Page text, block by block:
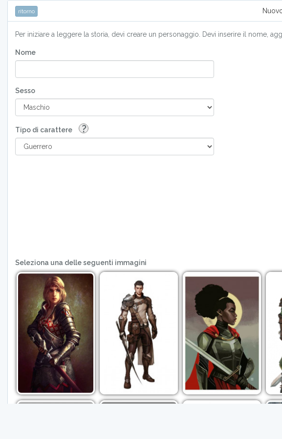
ritorno
Per iniziare a leggere la storia, devi creare un personaggio. Devi inserire il nome,
Nome
Sesso
Tipo di carattere ?
Seleziona una delle seguenti immagini